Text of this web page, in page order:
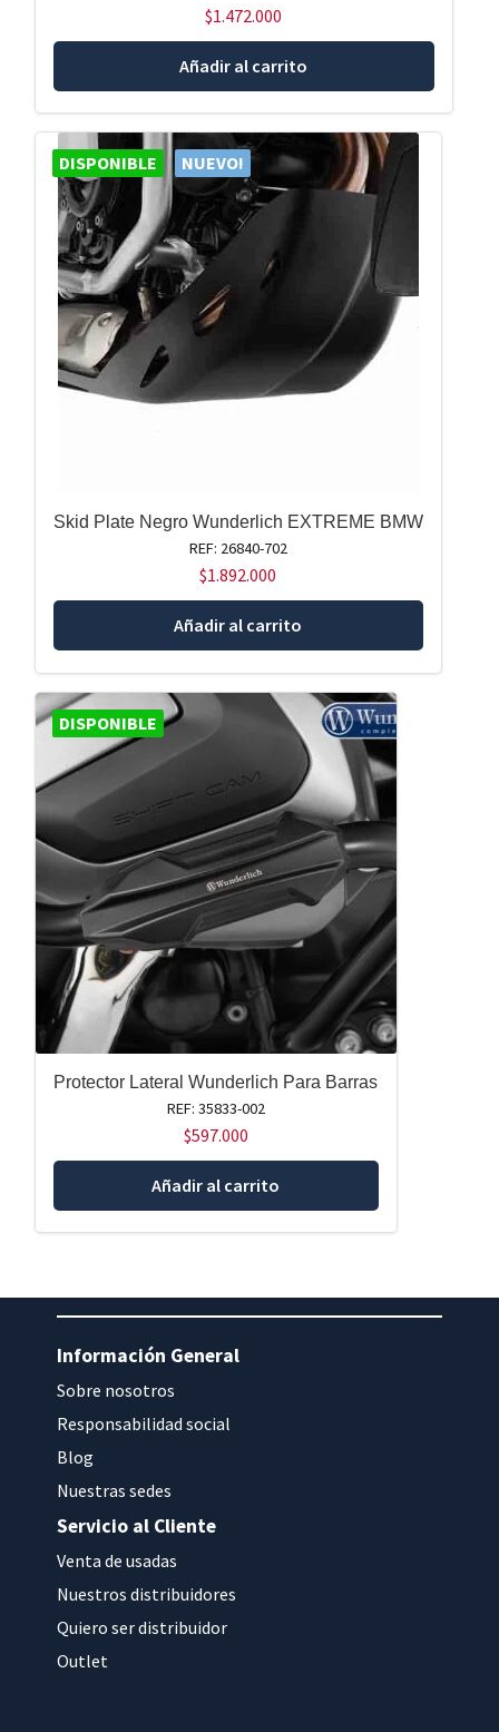
$1.472.000
Añadir al carrito
DISPONIBLE NUEVO!
Skid Plate Negro Wunderlich EXTREME BMW
REF: 26840-702
$1.892.000
Añadir al carrito
DISPONIBLE
Protector Lateral Wunderlich Para Barras
REF: 35833-002
$597.000
Añadir al carrito
Información General
Sobre nosotros
Responsabilidad social
Blog
Nuestras sedes
Servicio al Cliente
Venta de usadas
Nuestros distribuidores
Quiero ser distribuidor
Outlet